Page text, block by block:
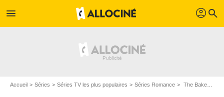
menu profil search
Accueil Séries Séries TV les plus populaires Séries Romance The Baker and the Beauty (2013)